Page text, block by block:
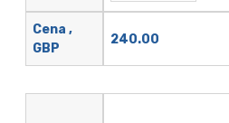
Cena ,
GBP
240.00